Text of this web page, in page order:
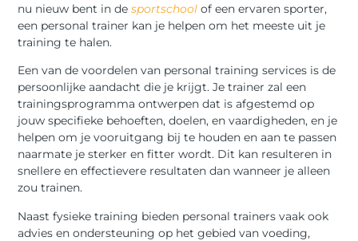
nu nieuw bent in desportschool of een ervaren sporter,
een personal trainer kan je helpen om het meeste uit je
training te halen.
Een van de voordelen van personal training services is de
persoonlijke aandacht die je krijgt. Je trainer zal een
trainingsprogramma ontwerpen dat is afgestemd op
jouw specifieke behoeften, doelen, en vaardigheden, en je
helpen om je vooruitgang bij te houden en aan te passen
naarmate je sterker en fitter wordt. Dit kan resulteren in
snellere en effectievere resultaten dan wanneer je alleen
zou trainen.
Naast fysieke training bieden personal trainers vaak ook
advies en ondersteuning op het gebied van voeding,